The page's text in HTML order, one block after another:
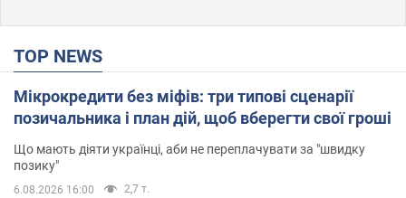
TOP NEWS
Мікрокредити без міфів: три типові сценарії
позичальника і план дій, щоб вберегти свої гроші
Що мають діяти українці, аби не переплачувати за "швидку
позику"
6.08.2026 16:00 2,7 т.